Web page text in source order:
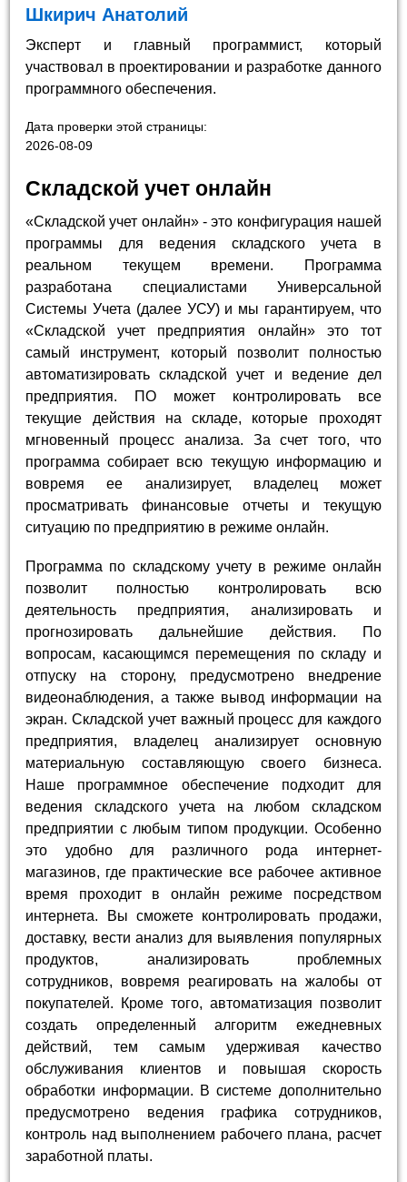
Шкирич Анатолий
Эксперт и главный программист, который
участвовал в проектировании и разработке данного
программного обеспечения.
Дата проверки этой страницы:
2026-08-09
Складской учет онлайн
«Складской учет онлайн» - это конфигурация нашей
программы для ведения складского учета в
реальном текущем времени. Программа
разработана специалистами Универсальной
Системы Учета (далее УСУ) и мы гарантируем, что
«Складской учет предприятия онлайн» это тот
самый инструмент, который позволит полностью
автоматизировать складской учет и ведение дел
предприятия. ПО может контролировать все
текущие действия на складе, которые проходят
мгновенный процесс анализа. За счет того, что
программа собирает всю текущую информацию и
вовремя ее анализирует, владелец может
просматривать финансовые отчеты и текущую
ситуацию по предприятию в режиме онлайн.
Программа по складскому учету в режиме онлайн
позволит полностью контролировать всю
деятельность предприятия, анализировать и
прогнозировать дальнейшие действия. По
вопросам, касающимся перемещения по складу и
отпуску на сторону, предусмотрено внедрение
видеонаблюдения, а также вывод информации на
экран. Складской учет важный процесс для каждого
предприятия, владелец анализирует основную
материальную составляющую своего бизнеса.
Наше программное обеспечение подходит для
ведения складского учета на любом складском
предприятии с любым типом продукции. Особенно
это удобно для различного рода интернет-
магазинов, где практические все рабочее активное
время проходит в онлайн режиме посредством
интернета. Вы сможете контролировать продажи,
доставку, вести анализ для выявления популярных
продуктов, анализировать проблемных
сотрудников, вовремя реагировать на жалобы от
покупателей. Кроме того, автоматизация позволит
создать определенный алгоритм ежедневных
действий, тем самым удерживая качество
обслуживания клиентов и повышая скорость
обработки информации. В системе дополнительно
предусмотрено ведения графика сотрудников,
контроль над выполнением рабочего плана, расчет
заработной платы.